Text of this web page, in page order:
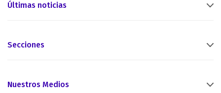
Últimas noticias
Secciones
Nuestros Medios